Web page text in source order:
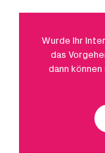
Wurde Ihr
das
dann